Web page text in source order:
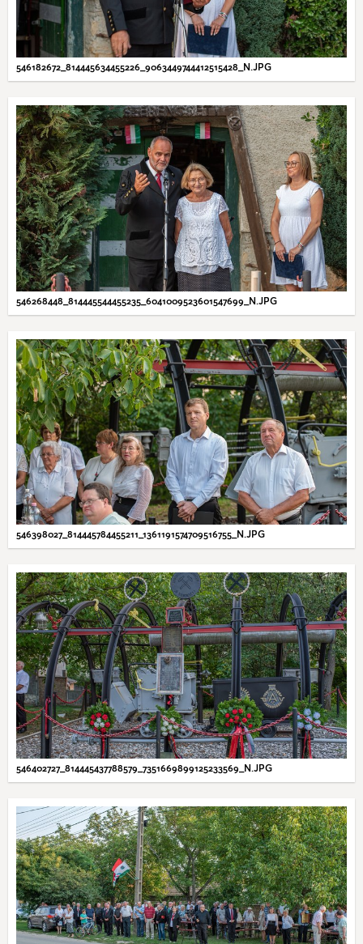
546182672_814445634455226_9063449744412515428_N.JPG
546268448_814445544455235_6041009523601547699_N.JPG
546398027_814445784455211_1361191574709516755_N.JPG
546402727_814445437788579_7351669899125233569_N.JPG